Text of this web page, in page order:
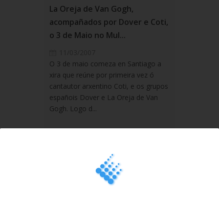
La Oreja de Van Gogh,
acompañados por Dover e Coti,
o 3 de Maio no Mul...
O 3 de maio comeza en Santiago a
xira que reúne por primeira vez ó
cantautor arxentino Coti, e os grupos
españois Dover e La Oreja de Van
Gogh. Logo d...